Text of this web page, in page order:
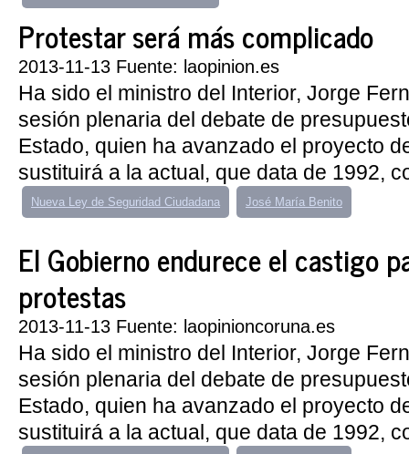
Protestar será más complicado
2013-11-13 Fuente: laopinion.es
Ha sido el ministro del Interior, Jorge
sesión plenaria del debate de
Estado, quien ha avanzado el proyecto
sustituirá a la actual, que data de 1992,
Nueva Ley de Seguridad Ciudadana José María Benito
El Gobierno endurece el castigo
protestas
2013-11-13 Fuente: laopinioncoruna.es
Ha sido el ministro del Interior, Jorge
sesión plenaria del debate de
Estado, quien ha avanzado el proyecto
sustituirá a la actual, que data de 1992,